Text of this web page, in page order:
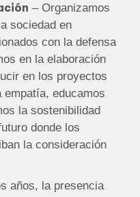
– Organizamos
sociedad en
con la defensa
en la elaboración
en los proyectos
educamos
la sostenibilidad
donde los
la consideración
años, la presencia